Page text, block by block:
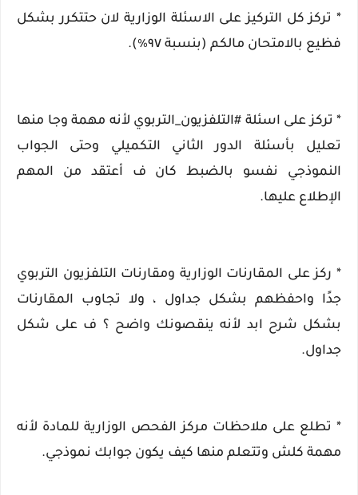
* تركز كل التركيز على الاسئلة الوزارية لان حتتكرر بشكل
فظيع بالامتحان مالكم (بنسبة ٩٧٪).
* تركز على اسئلة #التلفزيون_التربوي لأنه مهمة وجا منها
تعليل بأسئلة الدور الثاني التكميلي وحتى الجواب
النموذجي نفسو بالضبط كان ف أعتقد من المهم
الإطلاع عليها.
* ركز على المقارنات الوزارية ومقارنات التلفزيون التربوي
جدًا واحفظهم بشكل جداول ، ولا تجاوب المقارنات
بشكل شرح ابد لأنه ينقصونك واضح ؟ ف على شكل
جداول.
* تطلع على ملاحظات مركز الفحص الوزارية للمادة لأنه
مهمة كلش وتتعلم منها كيف يكون جوابك نموذجي.